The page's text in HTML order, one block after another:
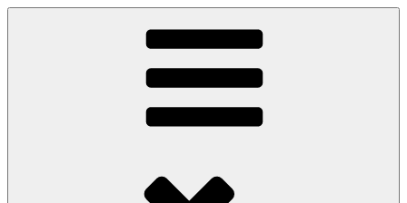
Přejít